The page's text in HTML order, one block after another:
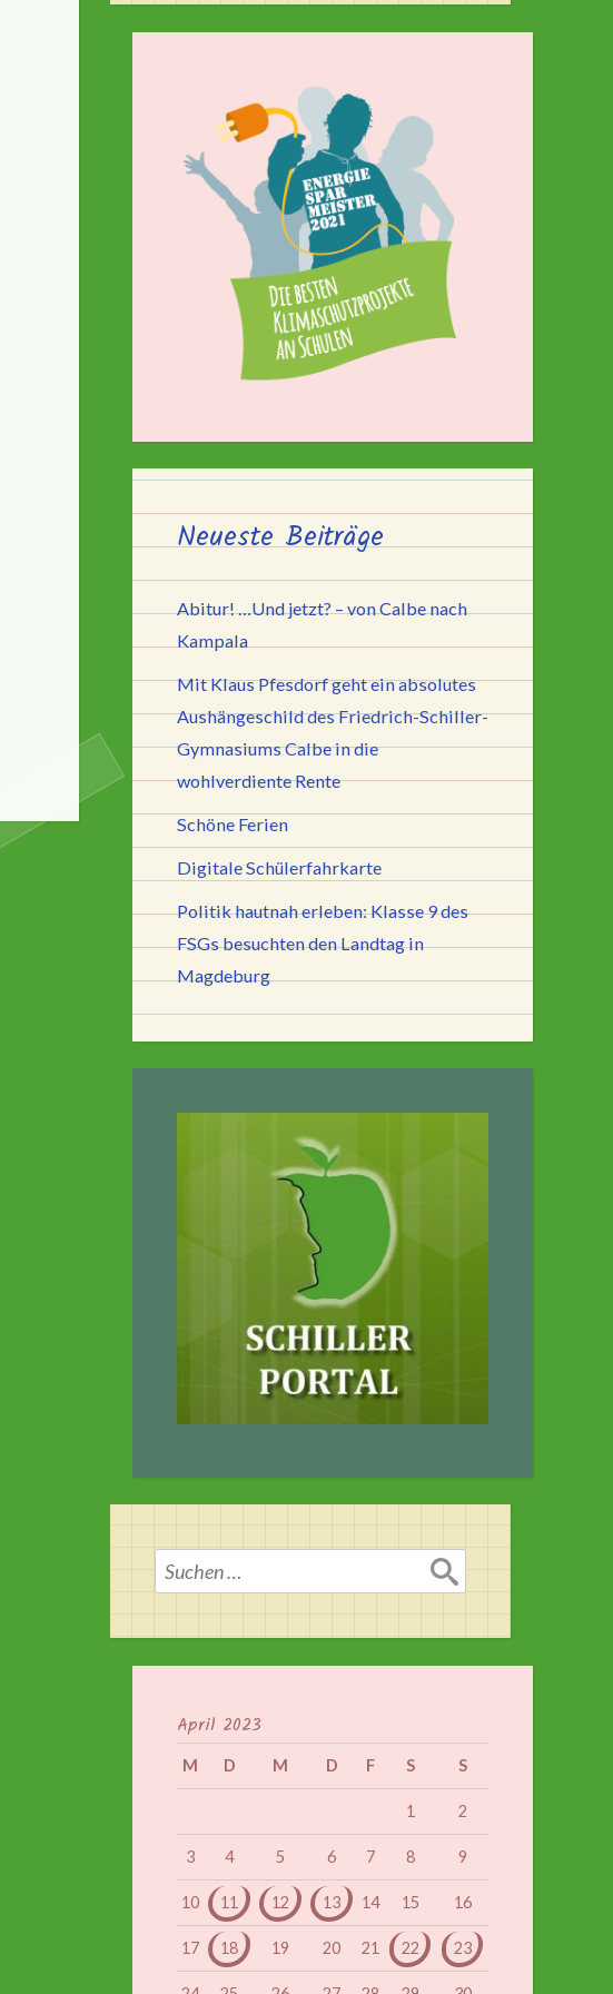
Neueste Beiträge
Abitur! …Und jetzt? – von Calbe nach
Kampala
Mit Klaus Pfesdorf geht ein absolutes
Aushängeschild des Friedrich-Schiller-
Gymnasiums Calbe in die
wohlverdiente Rente
Schöne Ferien
Digitale Schülerfahrkarte
Politik hautnah erleben: Klasse 9 des
FSGs besuchten den Landtag in
Magdeburg
Suchen
nach:
April 2023
M D M D F S S
1 2
3 4 5 6 7 8 9
10 11 12 13 14 15 16
17 18 19 20 21 22 23